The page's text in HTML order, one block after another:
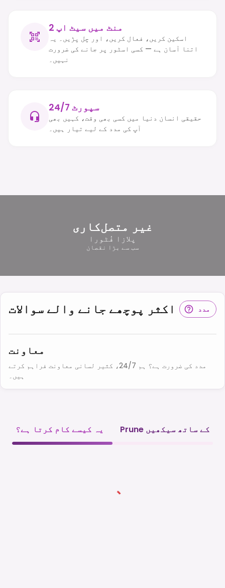
2 منٹ میں سیٹ اپ
اسکین کریں، فعال کریں، اور چل پڑیں۔ یہ
اتنا آسان ہے — کسی اسٹور پر جانے کی ضرورت
نہیں۔
24/7 سپورٹ
حقیقی انسان دنیا میں کسی بھی وقت، کہیں بھی
آپ کی مدد کے لیے تیار ہیں۔
غیر متصل‌کاری
پلازا فُٹورا
سب سے بڑا نقصان
اکثر پوچھے جانے والے سوالات مدد
معاونت
مدد کی ضرورت ہے؟ ہم 24/7، کثیر لسانی معاونت فراہم کرتے
ہیں۔
یہ کیسے کام کرتا ہے؟ Prune کے ساتھ سیکھیں